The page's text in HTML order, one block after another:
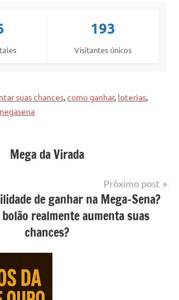
193
Visitantes únicos
suas chances,como ganhar, loterias,
Mega da Virada
Próximo post
de ganhar na Mega-Sena?
realmente aumenta suas
chances?